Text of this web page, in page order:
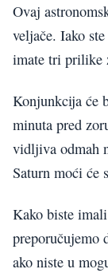
Ovaj
veljače. Iako
imate tri prilike
Konjunkcija će
minuta pred
vidljiva odmah
Saturn moći će
Kako biste
preporučujemo
ako niste u